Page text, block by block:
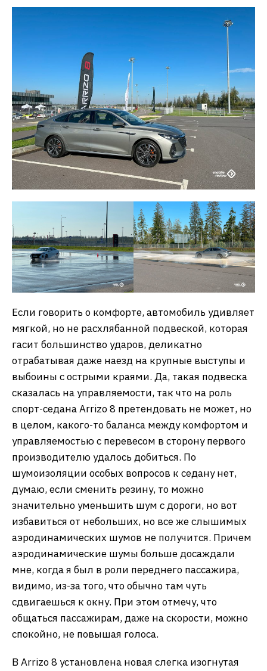
Если говорить о комфорте, автомобиль удивляет
мягкой, но не расхлябанной подвеской, которая
гасит большинство ударов, деликатно
отрабатывая даже наезд на крупные выступы и
выбоины с острыми краями. Да, такая подвеска
сказалась на управляемости, так что на роль
спорт-седана Arrizo 8 претендовать не может, но
в целом, какого-то баланса между комфортом и
управляемостью с перевесом в сторону первого
производителю удалось добиться. По
шумоизоляции особых вопросов к седану нет,
думаю, если сменить резину, то можно
значительно уменьшить шум с дороги, но вот
избавиться от небольших, но все же слышимых
аэродинамических шумов не получится. Причем
аэродинамические шумы больше досаждали
мне, когда я был в роли переднего пассажира,
видимо, из-за того, что обычно там чуть
сдвигаешься к окну. При этом отмечу, что
общаться пассажирам, даже на скорости, можно
спокойно, не повышая голоса.
В Arrizo 8 установлена новая слегка изогнутая